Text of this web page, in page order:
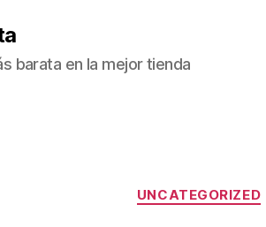
barata en la mejor tienda
Categorías
UNCATEGORIZED